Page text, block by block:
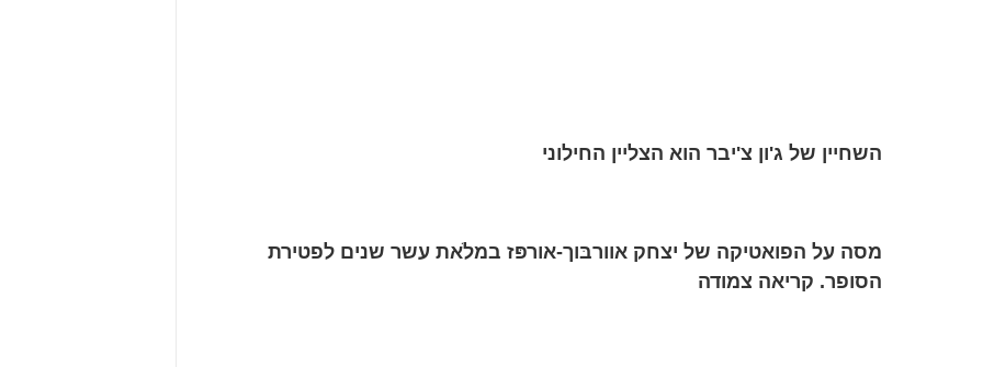
השחיין של ג'ון צ'יבר הוא הצליין החילוני
מסה על הפואטיקה של יצחק אוורבּוך-אורפּז במלֹאת עשר שנים לפטירת
הסופר. קריאה צמודה